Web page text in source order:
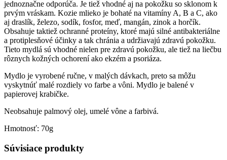
jednoznačne odporúča. Je tiež vhodné aj na pokožku so sklonom k
prvým vráskam. Kozie mlieko je bohaté na vitamíny A, B a C, ako
aj draslík, železo, sodík, fosfor, meď, mangán, zinok a horčík.
Obsahuje taktiež ochranné proteíny, ktoré majú silné antibakteriálne
a protiplesňové účinky a tak chránia a udržiavajú zdravú pokožku.
Tieto mydlá sú vhodné nielen pre zdravú pokožku, ale tiež na liečbu
rôznych kožných ochorení ako ekzém a psoriáza.
Mydlo je vyrobené ručne, v malých dávkach, preto sa môžu
vyskytnúť malé rozdiely vo farbe a vôni. Mydlo je balené v
papierovej krabičke.
Neobsahuje palmový olej, umelé vône a farbivá.
Hmotnosť: 70g
Súvisiace produkty